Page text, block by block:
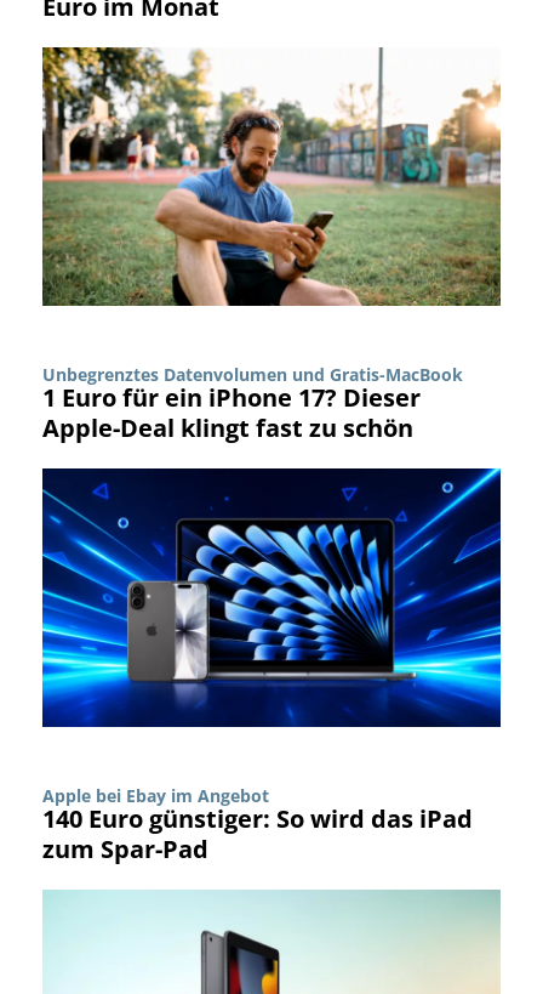
Euro im Monat
Unbegrenztes Datenvolumen und Gratis-MacBook
1 Euro für ein iPhone 17? Dieser
Apple-Deal klingt fast zu schön
Apple bei Ebay im Angebot
140 Euro günstiger: So wird das iPad
zum Spar-Pad